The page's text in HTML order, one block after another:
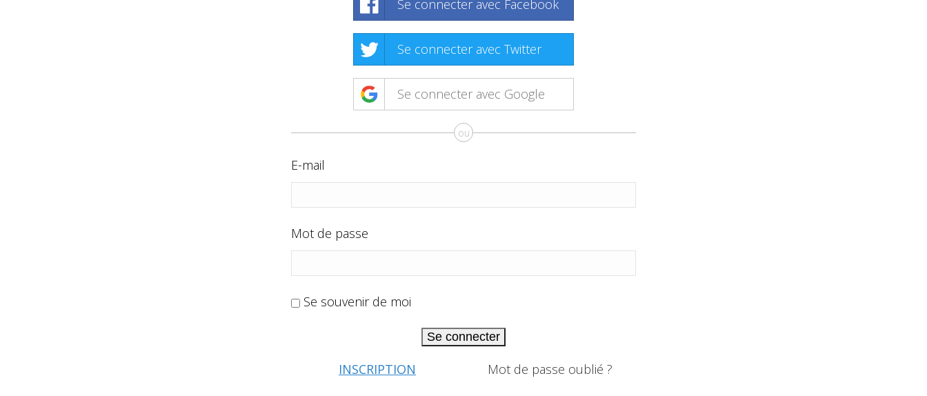
Se connecter avec Facebook
Se connecter avec Twitter
Se connecter avec Google
ou
E-mail
Mot de passe
Se souvenir de moi
Se connecter
INSCRIPTION Mot de passe oublié ?